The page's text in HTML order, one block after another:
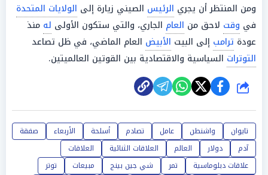
ومن المنتظر أن يجري الرئيس الصيني زيارة إلى الولايات المتحدة
في وقت لاحق من العام الجاري، والتي ستكون الأولى له منذ
عودة ترامب إلى البيت الأبيض العام الماضي، في ظل تصاعد
التوترات السياسية والاقتصادية بين القوتين العالميتين.
شارك
تايوان واشنطن عامل تصادم أسلحة الأربعاء
صفقة
آدم
دولار العالم العلاقات الثنائية
العلاقات
علاقات دبلوماسية
تمر شي جين بينج مبيعات
توتر